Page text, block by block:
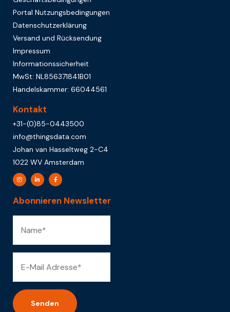
Portal Nutzungsbedingungen
Datenschutzerklärung
Versand und Rücksendung
Impressum
Informationssicherheit
MwSt: NL856371841B01
Handelskammer: 66044561
Kontakt
+31-(0)85-0443500
info@thingsdata.com
Johan van Hasseltweg 2-C4
1022 WV Amsterdam
Abonnieren Newsletter